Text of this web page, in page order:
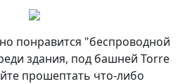
понравится "беспроводной
здания, под башней Torre
прошептать что-либо